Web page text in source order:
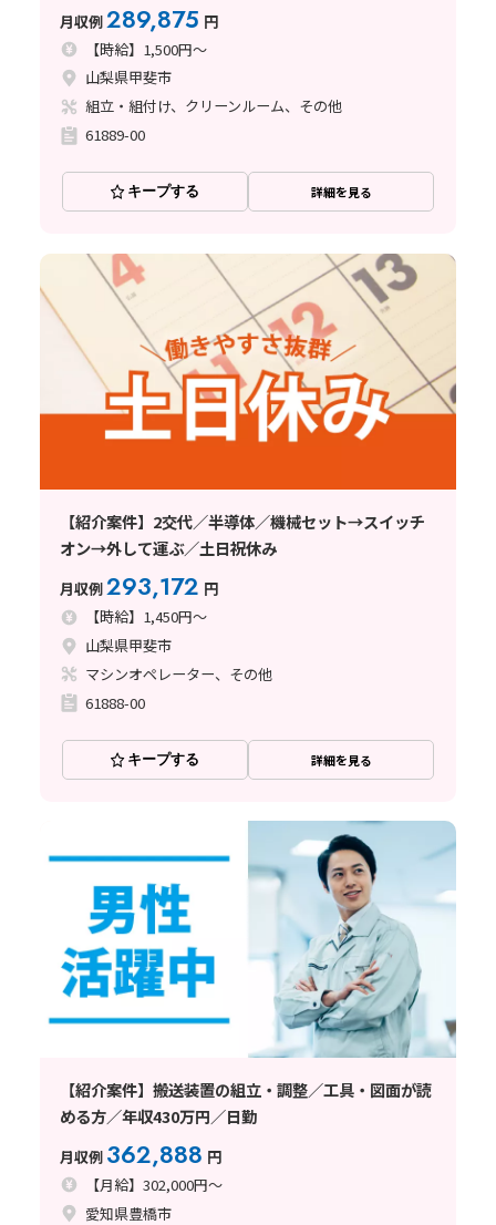
月収例289,875 円
【時給】1,500円～
山梨県甲斐市
組立・組付け、クリーンルーム、その他
61889-00
キープする 詳細を見る
【紹介案件】2交代／半導体／機械セット→スイッチ
オン→外して運ぶ／土日祝休み
月収例293,172 円
【時給】1,450円～
山梨県甲斐市
マシンオペレーター、その他
61888-00
キープする 詳細を見る
【紹介案件】搬送装置の組立・調整／工具・図面が読
める方／年収430万円／日勤
月収例 362,888 円
【月給】302,000円～
愛知県豊橋市